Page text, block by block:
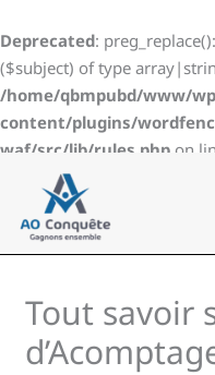
Deprecated:
($subject) of type
/home/qbmpubd/www/
content/plugins/
waf/src/lib/rules.php on
au
contenu
Tout savoir